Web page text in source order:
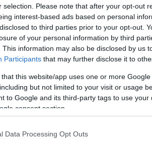
selection. Please note that after your opt-out
interest-based ads based on personal
to third parties prior to your opt-out.
of your personal information by third
This information may also be disclosed by us
Participants that may further disclose it to
that this website/app uses one or more
but not limited to your visit or usage
to Google and its third-party tags to use
consent section.
Data Processing Opt Outs